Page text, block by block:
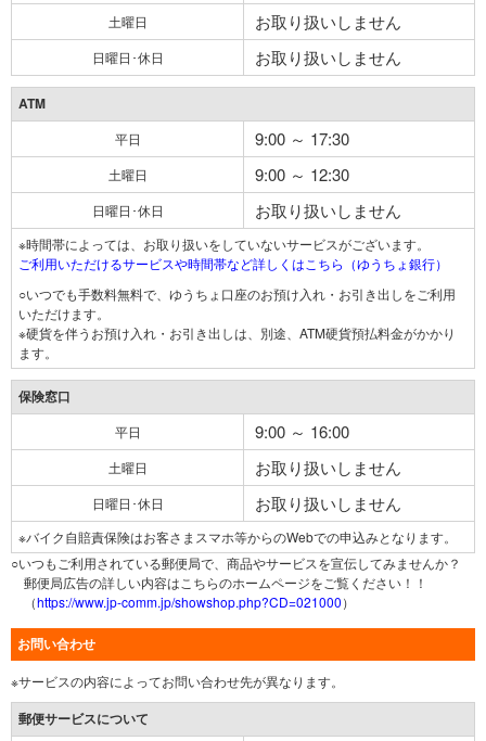
土曜日 お取り扱いしません
日曜日･休日 お取り扱いしません
ATM
平日 9:00 ～ 17:30
土曜日 9:00 ～ 12:30
日曜日･休日 お取り扱いしません
※時間帯によっては、お取り扱いをしていないサービスがございます。
ご利用いただけるサービスや時間帯など詳しくはこちら（ゆうちょ銀行）
○いつでも手数料無料で、ゆうちょ口座のお預け入れ・お引き出しをご利用
いただけます。
※硬貨を伴うお預け入れ・お引き出しは、別途、ATM硬貨預払料金がかかり
ます。
保険窓口
平日 9:00 ～ 16:00
土曜日 お取り扱いしません
日曜日･休日 お取り扱いしません
※バイク自賠責保険はお客さまスマホ等からのWebでの申込みとなります。
○いつもご利用されている郵便局で、商品やサービスを宣伝してみませんか？
郵便局広告の詳しい内容はこちらのホームページをご覧ください！！
（https://www.jp-comm.jp/showshop.php?CD=021000）
お問い合わせ
※サービスの内容によってお問い合わせ先が異なります。
郵便サービスについて